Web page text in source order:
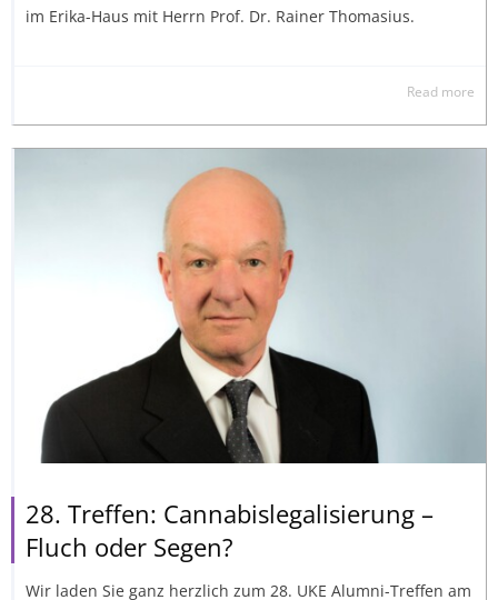
im Erika-Haus mit Herrn Prof. Dr. Rainer Thomasius.
Read more
28. Treffen: Cannabislegalisierung –
Fluch oder Segen?
Wir laden Sie ganz herzlich zum 28. UKE Alumni-Treffen am